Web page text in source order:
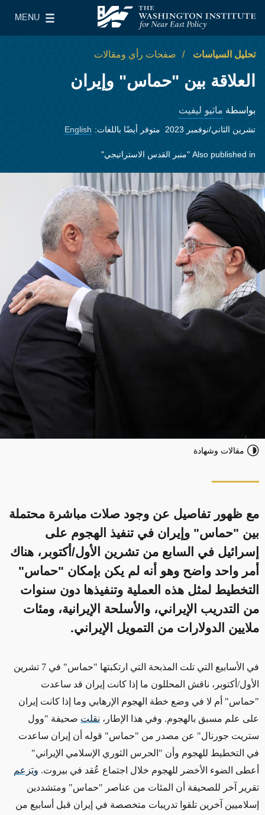
معهد واشنطن لسياسات الشرق الأدنى
MENU
Main Menu
تحليل السياسات صفحات رأي ومقالات
العلاقة بين "حماس" وإيران
بواسطة ماثيو ليفيت
تشرين الثاني/نوفمبر 2023 متوفر أيضًا باللغات: English
Also published in "منبر القدس الاستراتيجي"
مقالات وشهادة
مع ظهور تفاصيل عن وجود صلات مباشرة محتملة
بين "حماس" وإيران في تنفيذ الهجوم على
إسرائيل في السابع من تشرين الأول/أكتوبر، هناك
أمر واحد واضح وهو أنه لم يكن بإمكان "حماس"
التخطيط لمثل هذه العملية وتنفيذها دون سنوات
من التدريب الإيراني، والأسلحة الإيرانية، ومئات
ملايين الدولارات من التمويل الإيراني.
في الأسابيع التي تلت المذبحة التي ارتكبتها "حماس" في 7 تشرين
الأول/أكتوبر، ناقش المحللون ما إذا كانت إيران قد ساعدت
"حماس" أم لا في وضع خطة الهجوم الإرهابي وما إذا كانت إيران
على علم مسبق بالهجوم. وفي هذا الإطار، نقلت صحيفة "وول
ستريت جورنال" عن مصدر من "حماس" قوله أن إيران ساعدت
في التخطيط للهجوم و أن "الحرس الثوري الإسلامي الإيراني"
أعطى الضوء الأخضر للهجوم خلال اجتماع عُقد في بيروت. ويَزعم
تقرير آخر للصحيفة أن المئات من عناصر "حماس" ومتشددين
إسلاميين آخرين تلقوا تدريبات متخصصة في إيران قبل أسابيع من